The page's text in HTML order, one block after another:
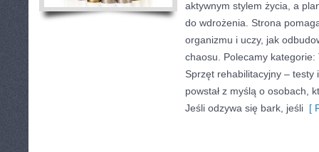
aktywnym stylem życia, a
do wdrożenia. Strona
organizmu i uczy, jak
chaosu. Polecamy
Sprzęt rehabilitacyjny – testy
powstał z myślą o osobach,
Jeśli odzywa się bark, jeśli [